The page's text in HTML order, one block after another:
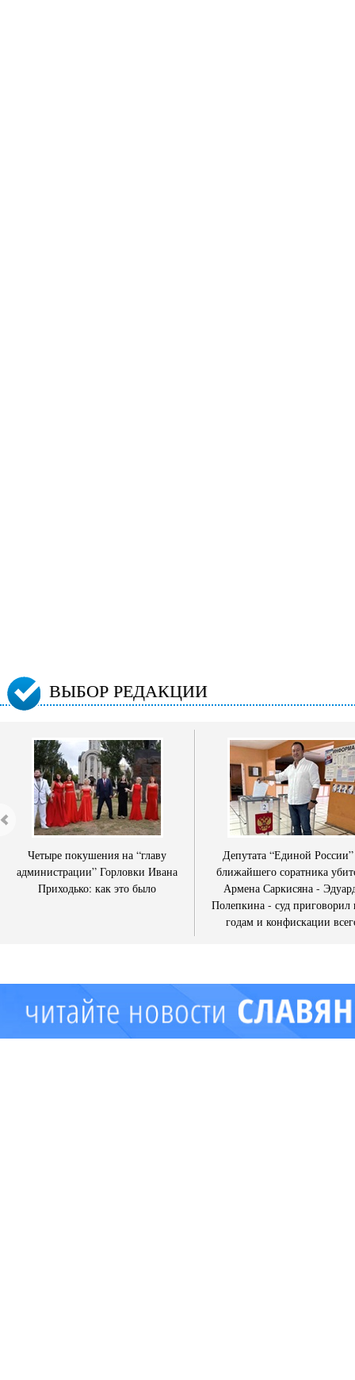
ВЫБОР РЕДАКЦИИ
Четыре покушения на “главу
администрации” Горловки Ивана
Приходько: как это было
Депутата “Единой
ближайшего соратника
Армена Саркисяна -
Полепкина - суд приговорил
годам и конфискации